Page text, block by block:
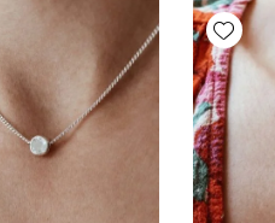
Add wishlist